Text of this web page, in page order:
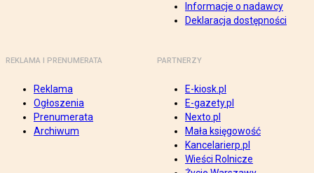
Informacje o nadawcy
Deklaracja dostępności
REKLAMA I PRENUMERATA
Reklama
Ogłoszenia
Prenumerata
Archiwum
PARTNERZY
E-kiosk.pl
E-gazety.pl
Nexto.pl
Mała księgowość
Kancelarierp.pl
Wieści Rolnicze